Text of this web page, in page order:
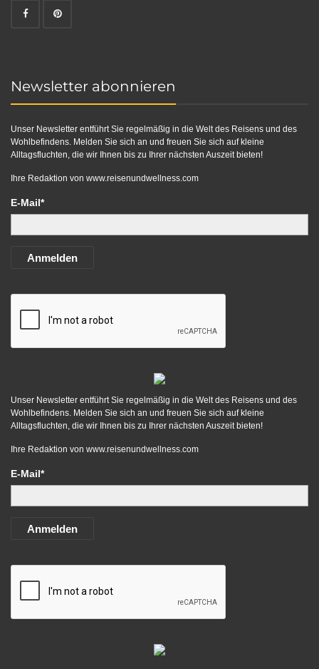
Newsletter abonnieren
Unser Newsletter entführt Sie regelmäßig in die Welt des Reisens und des
Wohlbefindens. Melden Sie sich an und freuen Sie sich auf kleine
Alltagsfluchten, die wir Ihnen bis zu Ihrer nächsten Auszeit bieten!
Ihre Redaktion von www.reisenundwellness.com
E-Mail*
Anmelden
Unser Newsletter entführt Sie regelmäßig in die Welt des Reisens und des
Wohlbefindens. Melden Sie sich an und freuen Sie sich auf kleine
Alltagsfluchten, die wir Ihnen bis zu Ihrer nächsten Auszeit bieten!
Ihre Redaktion von www.reisenundwellness.com
E-Mail*
Anmelden